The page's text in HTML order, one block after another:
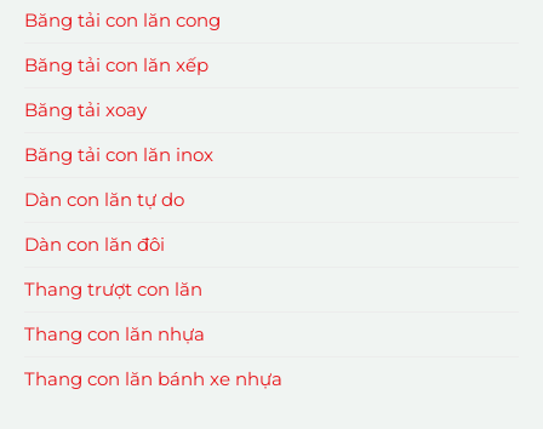
Băng tải con lăn cong
Băng tải con lăn xếp
Băng tải xoay
Băng tải con lăn inox
Dàn con lăn tự do
Dàn con lăn đôi
Thang trượt con lăn
Thang con lăn nhựa
Thang con lăn bánh xe nhựa